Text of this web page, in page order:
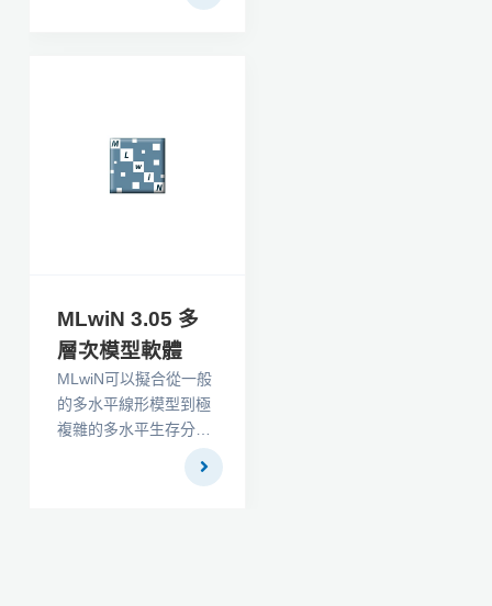
話框選項卡進行自定
義。分析完成後，使用
MLwiN 3.05 多
層次模型軟體
MLwiN可以擬合從一般
的多水平線形模型到極
複雜的多水平生存分析
模型、多水平時間序列
模型等，幾乎已囊括多